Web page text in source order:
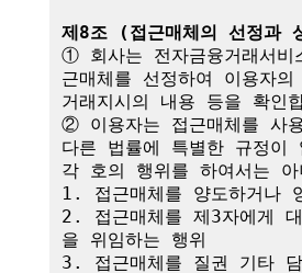
제8조 (접근매체의 선정과
① 회사는 전자금융거래서
근매체를 선정하여 이용자
거래지시의 내용 등을 확인
② 이용자는 접근매체를 사
다른 법률에 특별한 규정이
각 호의 행위를 하여서는
1. 접근매체를 양도하거나
2. 접근매체를 제3자에게
을 위임하는 행위
3. 접근매체를 질권 기타